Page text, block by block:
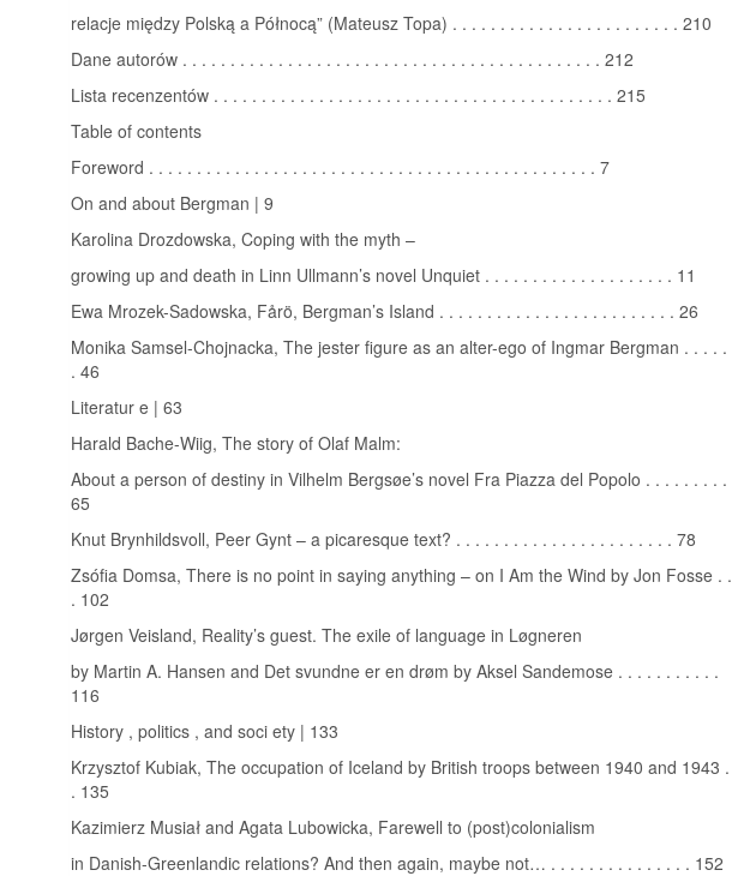
relacje między Polską a Północą” (Mateusz Topa) . . . . . . . . . . . . . . . . . . . . . . . . 210
Dane autorów . . . . . . . . . . . . . . . . . . . . . . . . . . . . . . . . . . . . . . . . . . . . 212
Lista recenzentów . . . . . . . . . . . . . . . . . . . . . . . . . . . . . . . . . . . . . . . . . . 215
Table of contents
Foreword . . . . . . . . . . . . . . . . . . . . . . . . . . . . . . . . . . . . . . . . . . . . . . . 7
On and about Bergman | 9
Karolina Drozdowska, Coping with the myth –
growing up and death in Linn Ullmann’s novel Unquiet . . . . . . . . . . . . . . . . . . . . 11
Ewa Mrozek-Sadowska, Fårö, Bergman’s Island . . . . . . . . . . . . . . . . . . . . . . . . . 26
Monika Samsel-Chojnacka, The jester figure as an alter-ego of Ingmar Bergman . . . . .
. 46
Literatur e | 63
Harald Bache-Wiig, The story of Olaf Malm:
About a person of destiny in Vilhelm Bergsøe’s novel Fra Piazza del Popolo . . . . . . . . .
65
Knut Brynhildsvoll, Peer Gynt – a picaresque text? . . . . . . . . . . . . . . . . . . . . . . . 78
Zsófia Domsa, There is no point in saying anything – on I Am the Wind by Jon Fosse . .
. 102
Jørgen Veisland, Reality’s guest. The exile of language in Løgneren
by Martin A. Hansen and Det svundne er en drøm by Aksel Sandemose . . . . . . . . . . .
116
History , politics , and soci ety | 133
Krzysztof Kubiak, The occupation of Iceland by British troops between 1940 and 1943 .
. 135
Kazimierz Musiał and Agata Lubowicka, Farewell to (post)colonialism
in Danish-Greenlandic relations? And then again, maybe not… . . . . . . . . . . . . . . . 152